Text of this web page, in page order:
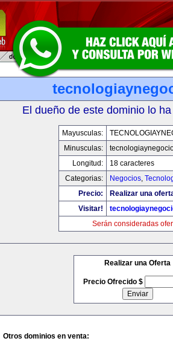
El dueño de este dominio lo
Mayusculas:
Minusculas:
Longitud:
18 caracteres
Categorias:
Negocios,
Precio:
Realizar una
Visitar!
Serán consideradas
Realizar una Oferta
Precio Ofrecido $
Otros dominios en venta: